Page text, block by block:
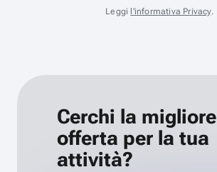
Leggi l'informativa Privacy.
Cerchi la migliore
offerta per la tua
attività?